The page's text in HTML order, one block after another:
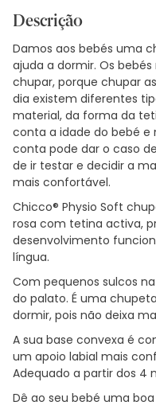
Descrição
Damos aos bebés uma
ajuda a dormir. Os
chupar, porque chupar
dia existem diferentes
material, da forma da
conta a idade do bebé
conta pode dar o caso
de ir testar e decidir a
mais confortável.
Chicco® Physio Soft
rosa com tetina activa,
desenvolvimento
língua.
Com pequenos sulcos
do palato. É uma
dormir, pois não deixa
A sua base convexa é
um apoio labial mais
Adequado a partir dos 4
Dê ao seu bebé uma